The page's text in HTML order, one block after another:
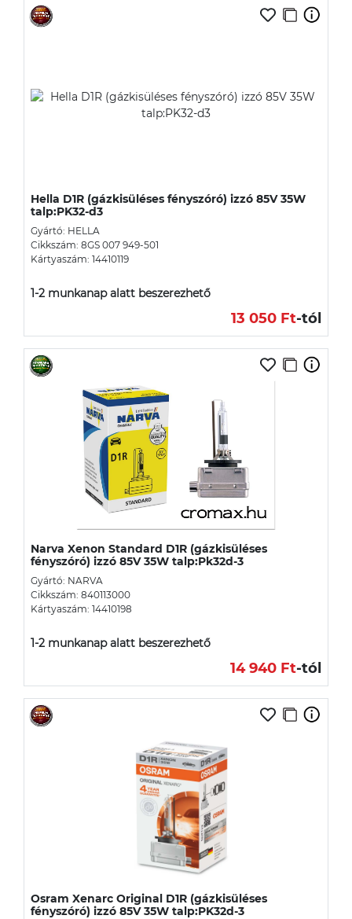
Hella D1R (gázkisüléses fényszóró) izzó 85V 35W
talp:PK32-d3
Gyártó: HELLA
Cikkszám: 8GS 007 949-501
Kártyaszám: 14410119
1-2 munkanap alatt beszerezhető
13 050 Ft-tól
Narva Xenon Standard D1R (gázkisüléses
fényszóró) izzó 85V 35W talp:Pk32d-3
Gyártó: NARVA
Cikkszám: 840113000
Kártyaszám: 14410198
1-2 munkanap alatt beszerezhető
14 940 Ft-tól
Osram Xenarc Original D1R (gázkisüléses
fényszóró) izzó 85V 35W talp:PK32d-3